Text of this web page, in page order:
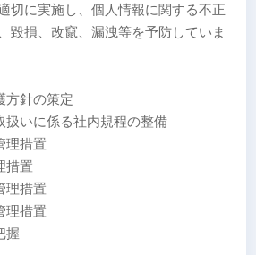
切に実施し、個人情報に関する不正
毀損、改竄、漏洩等を予防していま
方針の策定
扱いに係る社内規程の整備
理措置
措置
理措置
理措置
握